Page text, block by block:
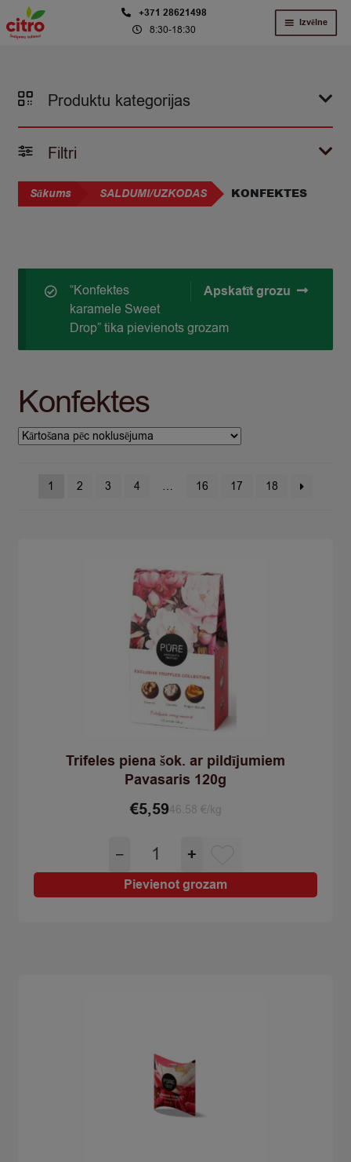
Skip
to
Skip
to
+371 28621498
8:30-18:30
Izvēlne
Produktu kategorijas
Filtri
Sākums SALDUMI/UZKODAS KONFEKTES
Apskatīt grozu
“Konfektes
karamele Sweet
Drop” tika pievienots grozam
Konfektes
1 2 3 4 … 16 17 18
Trifeles piena šok. ar pildījumiem
Pavasaris 120g
€5,5946.58 €/kg
−
Trifeles
piena
šok.
ar
+
Pievienot grozam